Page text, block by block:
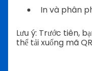
In và phân
Lưu ý: Trước tiên,
thể tải xuống mã